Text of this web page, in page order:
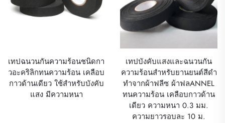
เทปฉนวนกันความร้อนชนิดกา
วอะคริลิกทนความร้อน เคลือบ
กาวด้านเดียว ใช้สำหรับบังคับ
แสง มีความหนา
เทปบังคับแสงและฉนวนกัน
ความร้อนสำหรับยานยนต์สีดำ
ทำจากผ้าฟลีซ ผ้าฟลANNEL
ทนความร้อน เคลือบกาวด้าน
เดียว ความหนา 0.3 มม.
ความยาวรอบละ 10 ม.